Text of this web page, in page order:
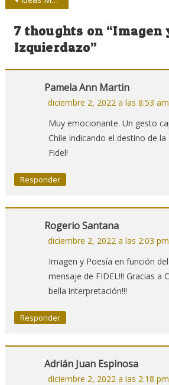
de
entradas
7 thoughts on “Imagen
Izquierdazo”
Pamela Ann Martin
diciembre 2, 2022 a las 8:53 am
Muy emocionante. Un gesto
Chile indicando el destino de la
Fidel!
Responder
Rogerio Santana
diciembre 2, 2022 a las 2:03 pm
Imagen y Poesía en función
mensaje de FIDEL!!! Gracias a
bella interpretación!!!
Responder
Adrián Juan Espinosa
diciembre 2, 2022 a las 2:18 pm